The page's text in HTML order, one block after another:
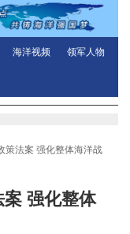
海洋视频 领军人物
策法案 强化整体海洋战
强化整体